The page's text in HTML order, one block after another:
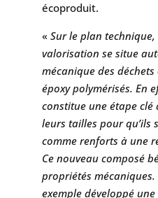
écoproduit.
« Sur le plan technique,
valorisation se situe
mécanique des
époxy polymérisés. En
constitue une étape
leurs tailles pour qu’ils
comme renforts à une
Ce nouveau composé
propriétés
exemple développé